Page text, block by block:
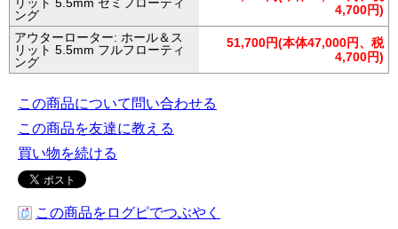
ング
4,700円)
アウターローター: ホール＆ス
リット 5.5mm フルフローティ
ング
51,700円(本体47,000円、税
4,700円)
この商品について問い合わせる
この商品を友達に教える
買い物を続ける
この商品をログピでつぶやく